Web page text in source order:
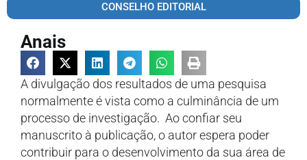
CONSELHO EDITORIAL
Anais
A divulgação dos resultados de uma pesquisa
normalmente é vista como a culminância de um
processo de investigação. Ao confiar seu
manuscrito à publicação, o autor espera poder
contribuir para o desenvolvimento da sua área de